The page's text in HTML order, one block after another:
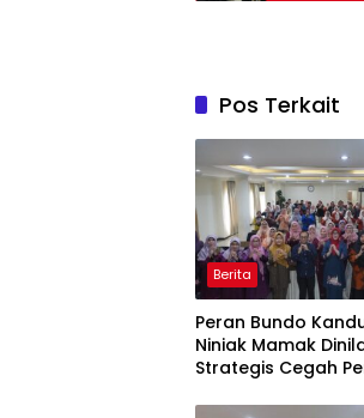
Pos Terkait
Berita
Peran Bundo
Niniak Mamak
Strategis Cegah